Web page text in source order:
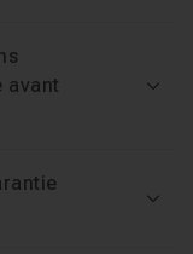
avant